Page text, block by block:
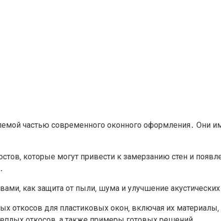
частью современного оконного оформления․ Они
которые могут привести к замерзанию стен и
как защита от пыли‚ шума и улучшение
для пластиковых окон‚ включая их материалы‚